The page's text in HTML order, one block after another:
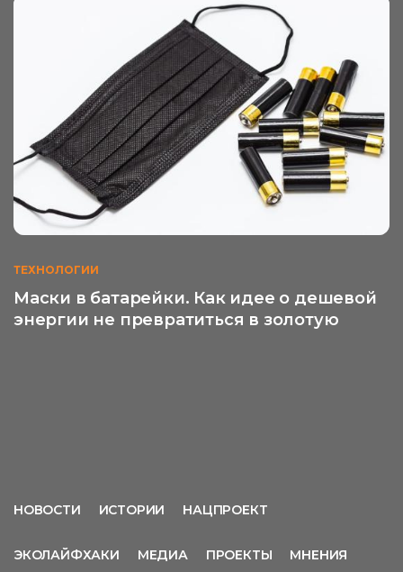
ТЕХНОЛОГИИ
Маски в батарейки. Как идее о дешевой
энергии не превратиться в золотую
НОВОСТИ ИСТОРИИ НАЦПРОЕКТ
ЭКОЛАЙФХАКИ МЕДИА ПРОЕКТЫ МНЕНИЯ